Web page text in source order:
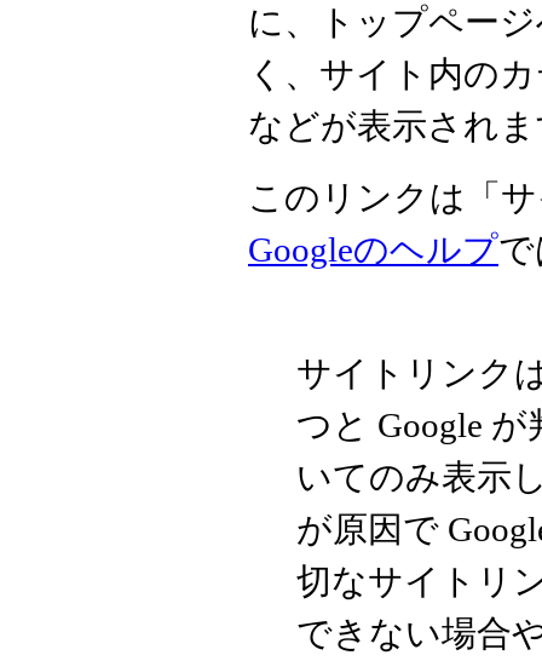
に、トップペー
く、サイト内の
などが表示され
このリンクは「
Googleのヘルプ
サイトリンク
つと Google
いてのみ表示
が原因で
切なサイトリ
できない場合